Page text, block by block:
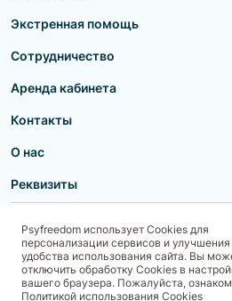
Экстренная помощь
Сотрудничество
Аренда кабинета
Контакты
О нас
Реквизиты
Пользовательское соглашение
Договор-оферта для партнеров и
Договор-оферта для
Согласие на обработку, хранение и
РеквизитыПолитика
Договор-оферта с КлиентомПолитика
Psyfreedom использует Cookies для
персонализации сервисов и улучшения
удобства использования сайта. Вы
отключить обработку Cookies в
вашего браузера. Пожалуйста,
Политикой использования Cookies